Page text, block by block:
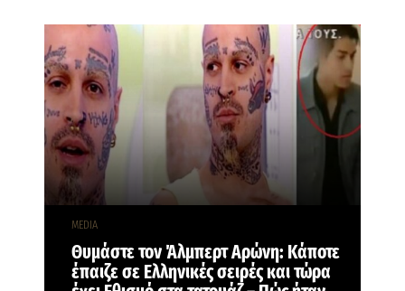
MEDIA
Θυμάστε τον Άλμπερτ Αρώνη: Κάποτε
έπαιζε σε Ελληνικές σειρές και τώρα